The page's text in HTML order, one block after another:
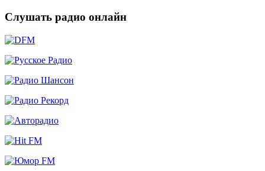
Слушать радио онлайн